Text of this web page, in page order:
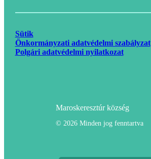
Maroskeresztúr község
© 2026 Minden jog fenntartva
Sütik
Önkormányzati adatvédelmi szabályzat
Polgári adatvédelmi nyilatkozat